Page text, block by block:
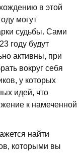
в этой
могут
судьбы. Сами
году будут
активны, при
вокруг себя
у которых
идей, что
к намеченной
найти
которыми вы